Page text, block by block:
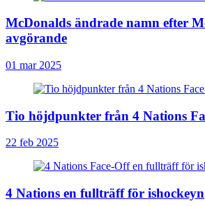
McDonalds ändrade namn efter
avgörande
01 mar 2025
Tio höjdpunkter från 4 Nations
22 feb 2025
4 Nations en fullträff för ishockeyn